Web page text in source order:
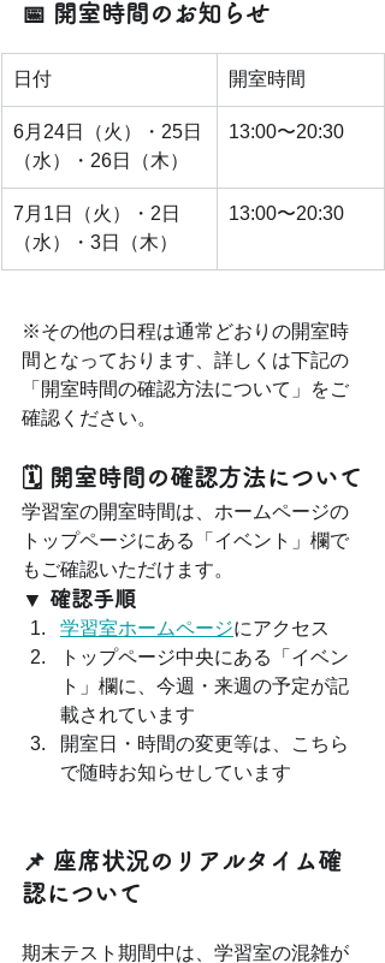
📅 開室時間のお知らせ
日付 開室時間
6月24日（火）・25日
（水）・26日（木）
13:00〜20:30
7月1日（火）・2日
（水）・3日（木）
13:00〜20:30
※その他の日程は通常どおりの開室時
間となっております、詳しくは下記の
「開室時間の確認方法について」をご
確認ください。
🗓 開室時間の確認方法について
学習室の開室時間は、ホームページの
トップページにある「イベント」欄で
もご確認いただけます。
▼ 確認手順
学習室ホームページにアクセス
トップページ中央にある「イベン
ト」欄に、今週・来週の予定が記
載されています
開室日・時間の変更等は、こちら
で随時お知らせしています
📌 座席状況のリアルタイム確
認について
期末テスト期間中は、学習室の混雑が